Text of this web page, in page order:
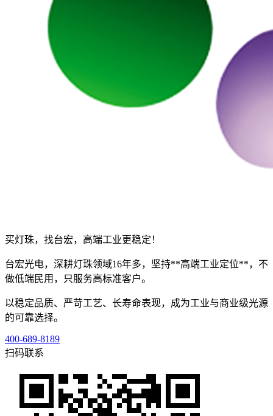
买灯珠，找台宏，高端工业更稳定！
台宏光电，深耕灯珠领域16年多，坚持**高端工业定位**，不
做低端民用，只服务高标准客户。
以稳定品质、严苛工艺、长寿命表现，成为工业与商业级光源
的可靠选择。
400-689-8189
扫码联系